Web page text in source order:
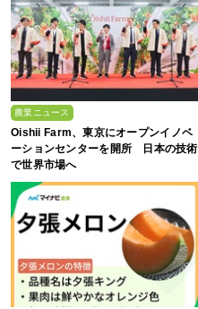
農業ニュース
Oishii Farm、東京にオープンイノベ
ーションセンターを開所 日本の技術
で世界市場へ